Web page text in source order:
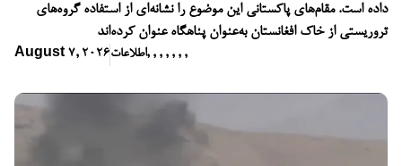
داده است. مقام‌های پاکستانی این موضوع را نشانه‌ای از استفاده گروه‌های
تروریستی از خاک افغانستان به‌عنوان پناهگاه عنوان کرده‌اند
August 7, 2026اطلاعات, , , , , , ,